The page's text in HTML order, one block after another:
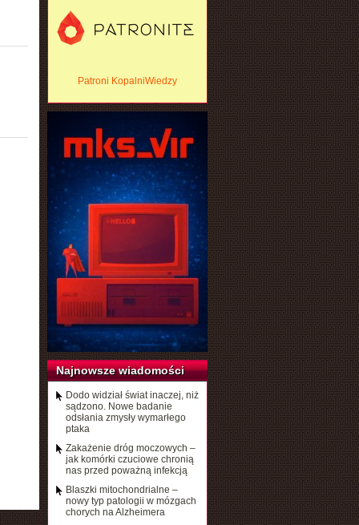
Patroni KopalniWiedzy
Najnowsze wiadomości
Dodo widział świat inaczej, niż
sądzono. Nowe badanie
odsłania zmysły wymarłego
ptaka
Zakażenie dróg moczowych –
jak komórki czuciowe chronią
nas przed poważną infekcją
Blaszki mitochondrialne –
nowy typ patologii w mózgach
chorych na Alzheimera